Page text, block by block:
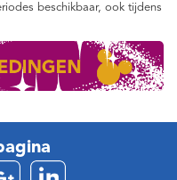
beschikbaar, ook tijdens